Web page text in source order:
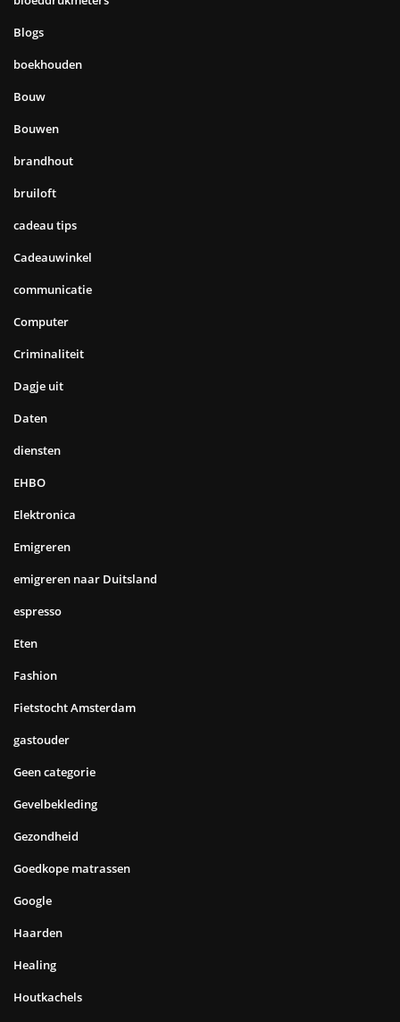
Blogs
boekhouden
Bouw
Bouwen
brandhout
bruiloft
cadeau tips
Cadeauwinkel
communicatie
Computer
Criminaliteit
Dagje uit
Daten
diensten
EHBO
Elektronica
Emigreren
emigreren naar Duitsland
espresso
Eten
Fashion
Fietstocht Amsterdam
gastouder
Geen categorie
Gevelbekleding
Gezondheid
Goedkope matrassen
Google
Haarden
Healing
Houtkachels